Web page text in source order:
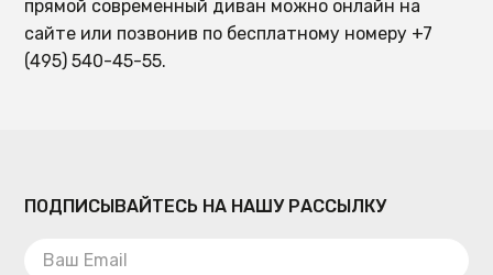
прямой современный диван можно онлайн на
сайте или позвонив по бесплатному номеру +7
(495) 540-45-55.
ПОДПИСЫВАЙТЕСЬ НА НАШУ РАССЫЛКУ